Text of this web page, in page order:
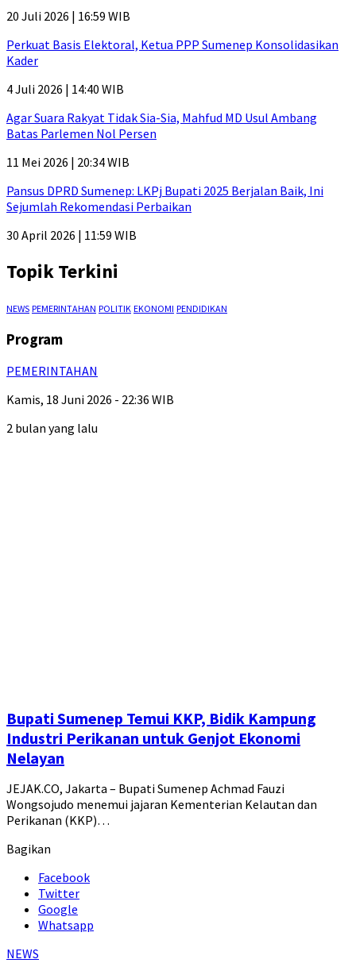
20 Juli 2026 | 16:59 WIB
Perkuat Basis Elektoral, Ketua PPP Sumenep Konsolidasikan
Kader
4 Juli 2026 | 14:40 WIB
Agar Suara Rakyat Tidak Sia-Sia, Mahfud MD Usul Ambang
Batas Parlemen Nol Persen
11 Mei 2026 | 20:34 WIB
Pansus DPRD Sumenep: LKPj Bupati 2025 Berjalan Baik, Ini
Sejumlah Rekomendasi Perbaikan
30 April 2026 | 11:59 WIB
Topik Terkini
NEWS PEMERINTAHAN POLITIK EKONOMI PENDIDIKAN
Program
PEMERINTAHAN
Kamis, 18 Juni 2026 - 22:36 WIB
2 bulan yang lalu
Bupati Sumenep Temui KKP, Bidik Kampung
Industri Perikanan untuk Genjot Ekonomi
Nelayan
JEJAK.CO, Jakarta – Bupati Sumenep Achmad Fauzi
Wongsojudo menemui jajaran Kementerian Kelautan dan
Perikanan (KKP)…
Bagikan
Facebook
Twitter
Google
Whatsapp
NEWS